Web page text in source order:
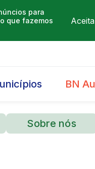
para
que fazemos
BN
Sobre nós